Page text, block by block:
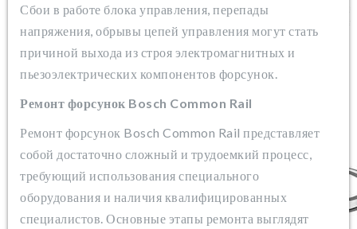
Сбои в работе блока управления, перепады
напряжения, обрывы цепей управления могут стать
причиной выхода из строя электромагнитных и
пьезоэлектрических компонентов форсунок.
Ремонт форсунок Bosch Common Rail
Ремонт форсунок Bosch Common Rail представляет
собой достаточно сложный и трудоемкий процесс,
требующий использования специального
оборудования и наличия квалифицированных
специалистов. Основные этапы ремонта выглядят